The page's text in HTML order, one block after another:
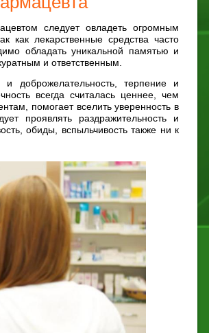
следует овладеть огромным
как лекарственные средства часто
обладать уникальной памятью и
и ответственным.
и доброжелательность, терпение и
всегда считалась ценнее, чем
помогает вселить уверенность в
проявлять раздражительность и
обиды, вспыльчивость также ни к